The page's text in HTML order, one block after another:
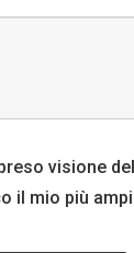
visione
il mio più